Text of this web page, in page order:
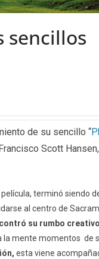
sencillos
de su sencillo “
Scott
terminó siendo
al centro de
su rumbo creativo
la mente momentos de
esta viene